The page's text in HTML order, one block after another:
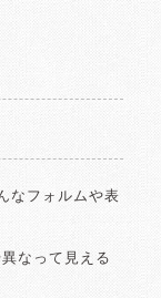
なフォルムや表
なって見える